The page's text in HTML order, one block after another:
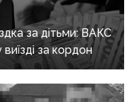
за дітьми: ВАКС
за кордон